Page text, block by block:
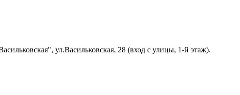
ул.Васильковская, 28 (вход с улицы, 1-й этаж).